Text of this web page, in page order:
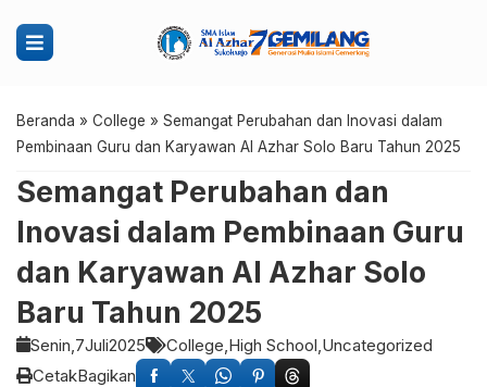
Beranda » College » Semangat Perubahan dan Inovasi dalam
Pembinaan Guru dan Karyawan Al Azhar Solo Baru Tahun 2025
Semangat Perubahan dan
Inovasi dalam Pembinaan Guru
dan Karyawan Al Azhar Solo
Baru Tahun 2025
Senin,7Juli2025 College High School Uncategorized
CetakBagikan